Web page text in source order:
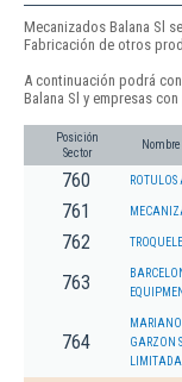
Mecanizados Balana Sl
Fabricación de otros
A continuación podrá
Balana Sl y empresas
Posición
Sector
760 ROTULOS
761
762
763
764
GARZON
LIMITADA.